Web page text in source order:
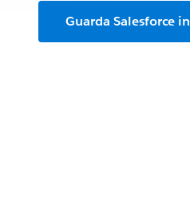
Guarda Salesforce